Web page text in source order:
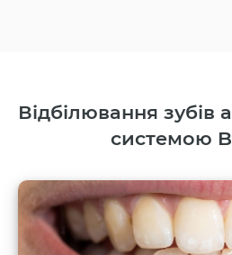
Відбілювання
системою